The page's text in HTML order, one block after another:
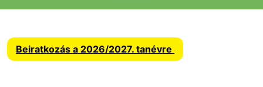
Beiratkozás a 2026/2027. tanévre